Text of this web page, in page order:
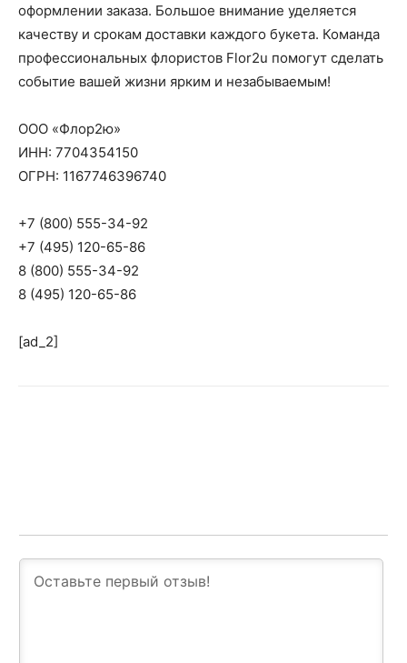
оформлении заказа. Большое внимание уделяется
качеству и срокам доставки каждого букета. Команда
профессиональных флористов Flor2u помогут сделать
событие вашей жизни ярким и незабываемым!
ООО «Флор2ю»
ИНН: 7704354150
ОГРН: 1167746396740
+7 (800) 555-34-92
+7 (495) 120-65-86
8 (800) 555-34-92
8 (495) 120-65-86
[ad_2]